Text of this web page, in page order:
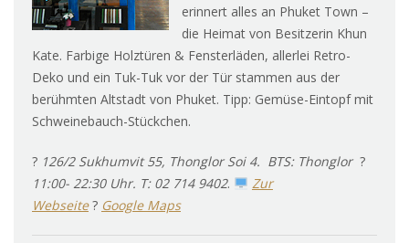
erinnert alles an Phuket Town –
die Heimat von Besitzerin Khun
Kate. Farbige Holztüren & Fensterläden, allerlei Retro-
Deko und ein Tuk-Tuk vor der Tür stammen aus der
berühmten Altstadt von Phuket. Tipp: Gemüse-Eintopf mit
Schweinebauch-Stückchen.
? 126/2 Sukhumvit 55, Thonglor Soi 4. BTS: Thonglor ?
11:00- 22:30 Uhr. T: 02 714 9402.
Zur
Webseite ? Google Maps